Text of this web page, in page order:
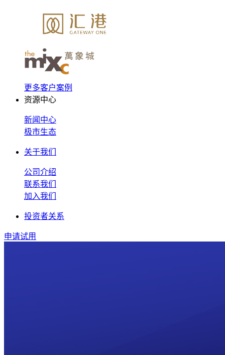
更多客户案例
资源中心
新闻中心
极市生态
关于我们
公司介绍
联系我们
加入我们
投资者关系
申请试用